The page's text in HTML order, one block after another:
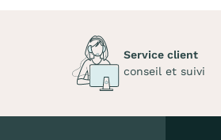
Service client
conseil et suivi